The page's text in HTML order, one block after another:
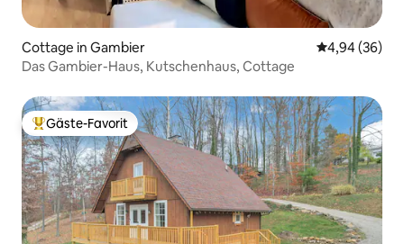
Cottage in Gambier
4,94 (36)
Das Gambier-Haus, Kutschenhaus, Cottage
Beliebter Gäste-Favorit.
Gäste-Favorit